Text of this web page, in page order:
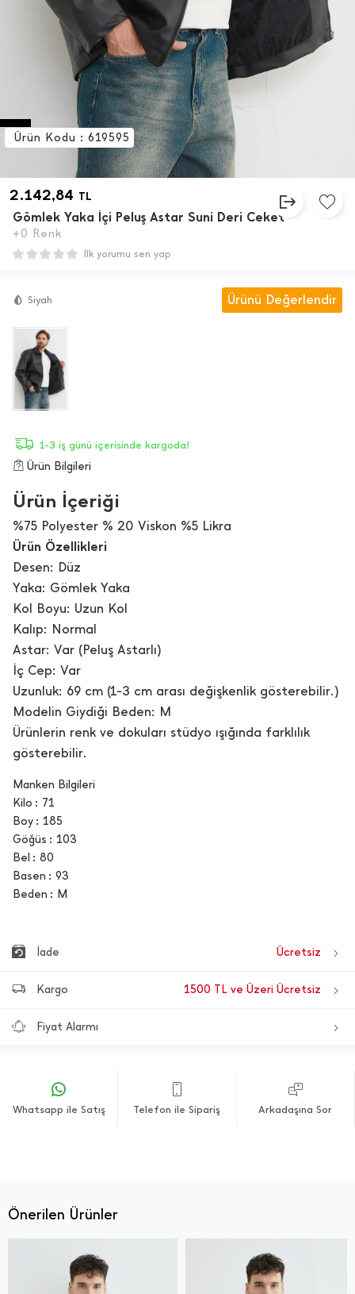
2.142,84 TL
Gömlek Yaka İ̇çi Peluş Astar Suni Deri Ceket
+0 Renk
Ürün Kodu : 619595
İlk yorumu sen yap
Siyah Ürünü Değerlendir
1-3 iş günü içerisinde kargoda!
Ürün Bilgileri
Ürün İçeriği
%75 Polyester % 20 Viskon %5 Likra
Ürün Özellikleri
Desen: Düz
Yaka: Gömlek Yaka
Kol Boyu: Uzun Kol
Kalıp: Normal
Astar: Var (Peluş Astarlı)
İç Cep: Var
Uzunluk: 69 cm (1-3 cm arası değişkenlik gösterebilir.)
Modelin Giydiği Beden: M
Ürünlerin renk ve dokuları stüdyo ışığında farklılık
gösterebilir.
Manken Bilgileri
Kilo
71
Boy
185
Göğüs
103
Bel
80
Basen
93
Beden
M
İade Ücretsiz
Kargo 1500 TL ve Üzeri Ücretsiz
Fiyat Alarmı
Whatsapp ile Satış Telefon ile Sipariş Arkadaşına Sor
Önerilen Ürünler